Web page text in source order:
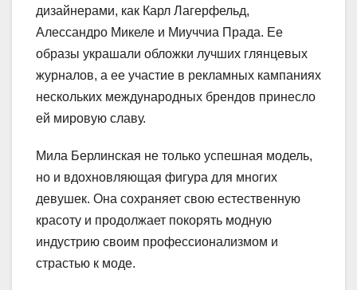
дизайнерами, как Карл Лагерфельд,
Алессандро Микеле и Миуччиа Прада. Ее
образы украшали обложки лучших глянцевых
журналов, а ее участие в рекламных кампаниях
нескольких международных брендов принесло
ей мировую славу.
Мила Берлинская не только успешная модель,
но и вдохновляющая фигура для многих
девушек. Она сохраняет свою естественную
красоту и продолжает покорять модную
индустрию своим профессионализмом и
страстью к моде.